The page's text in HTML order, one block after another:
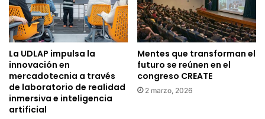
La UDLAP impulsa la
innovación en
mercadotecnia a través
de laboratorio de realidad
inmersiva e inteligencia
artificial
Mentes que transforman el
futuro se reúnen en el
congreso CREATE
2 marzo, 2026